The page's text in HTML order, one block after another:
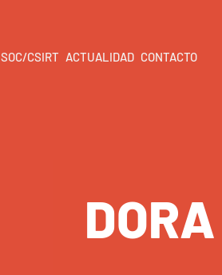
SOC/CSIRT ACTUALIDAD CONTACTO
DORA